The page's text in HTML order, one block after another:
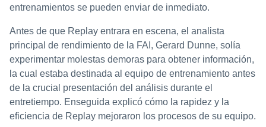
entrenamientos se pueden enviar de inmediato.
Antes de que Replay entrara en escena, el analista
principal de rendimiento de la FAI, Gerard Dunne, solía
experimentar molestas demoras para obtener información,
la cual estaba destinada al equipo de entrenamiento antes
de la crucial presentación del análisis durante el
entretiempo. Enseguida explicó cómo la rapidez y la
eficiencia de Replay mejoraron los procesos de su equipo.